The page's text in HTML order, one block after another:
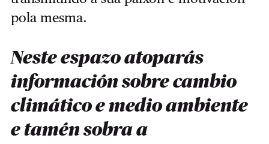
pola mesma.
Neste espazo atoparás
información sobre cambio
climático e medio ambiente
e tamén sobra a